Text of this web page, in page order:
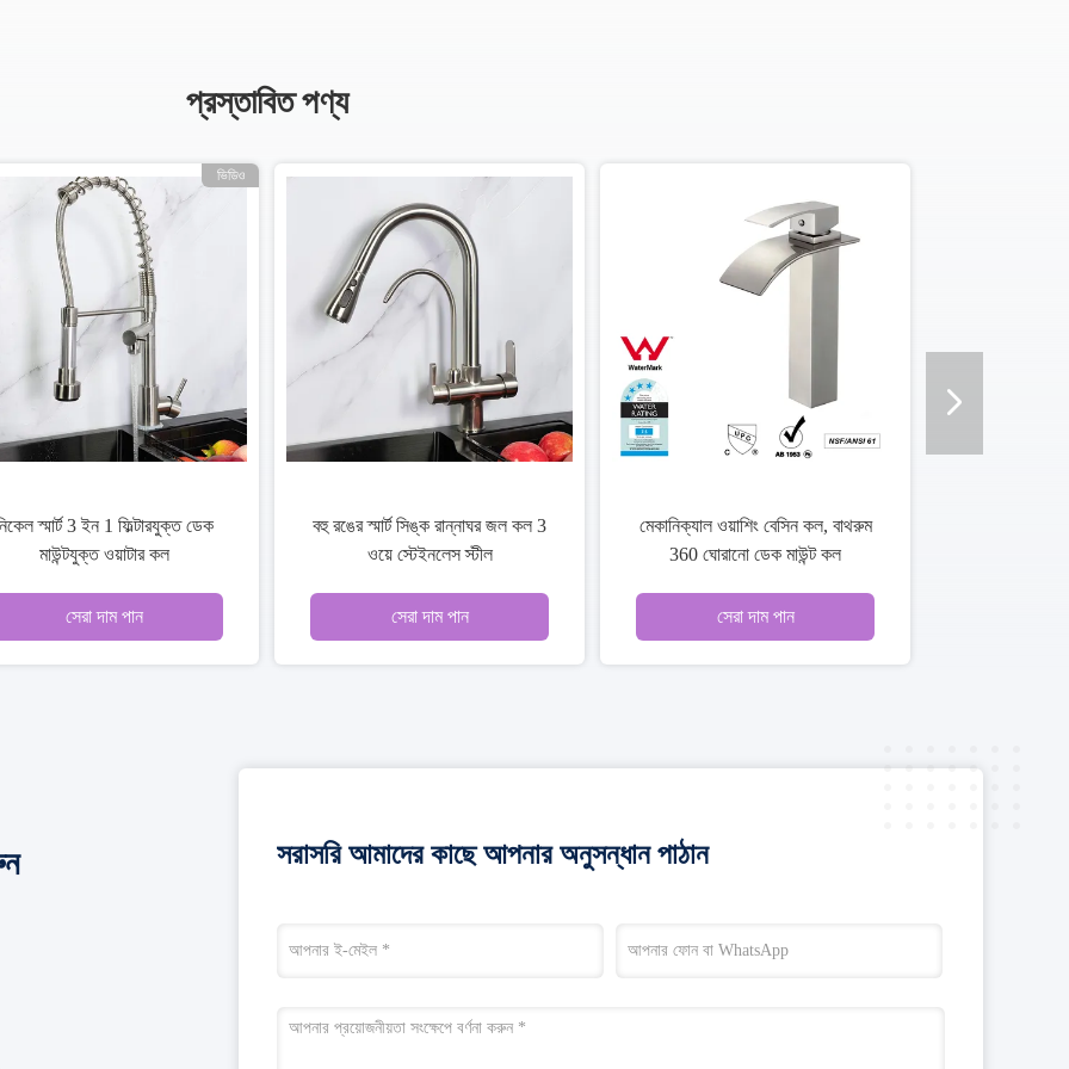
প্রস্তাবিত পণ্য
একক গর্ত ব্রাস
মিক্সার কল
সিইউপিসি অনুমোদিত ক্রোম ব্রাস ওয়াটার
পাওয়ার সিঙ্ক কলগুলি জল টানুন
রান্নাঘর সিঙ্ক কল, কাপসি সার্টিফিকেশন
একক হ্যান্ডেল মিক্সার কল
সীসা মুক্ত ব্রাস রান্নাঘর কল / ডেক
সরাসরি আমাদের কাছে আপনার অনুসন্ধান পাঠান